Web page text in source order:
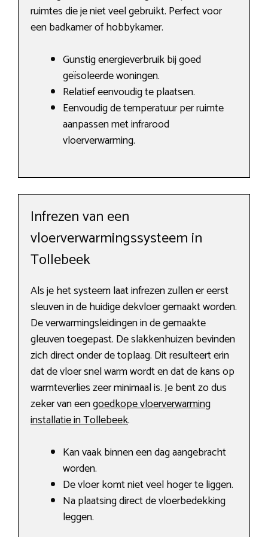
ruimtes die je niet veel gebruikt. Perfect voor
een badkamer of hobbykamer.
Gunstig energieverbruik bij goed
geïsoleerde woningen.
Relatief eenvoudig te plaatsen.
Eenvoudig de temperatuur per ruimte
aanpassen met infrarood
vloerverwarming.
Infrezen van een
vloerverwarmingssysteem in
Tollebeek
Als je het systeem laat infrezen zullen er eerst
sleuven in de huidige dekvloer gemaakt worden.
De verwarmingsleidingen in de gemaakte
gleuven toegepast. De slakkenhuizen bevinden
zich direct onder de toplaag. Dit resulteert erin
dat de vloer snel warm wordt en dat de kans op
warmteverlies zeer minimaal is. Je bent zo dus
zeker van eengoedkope vloerverwarming
installatie in Tollebeek.
Kan vaak binnen een dag aangebracht
worden.
De vloer komt niet veel hoger te liggen.
Na plaatsing direct de vloerbedekking
leggen.